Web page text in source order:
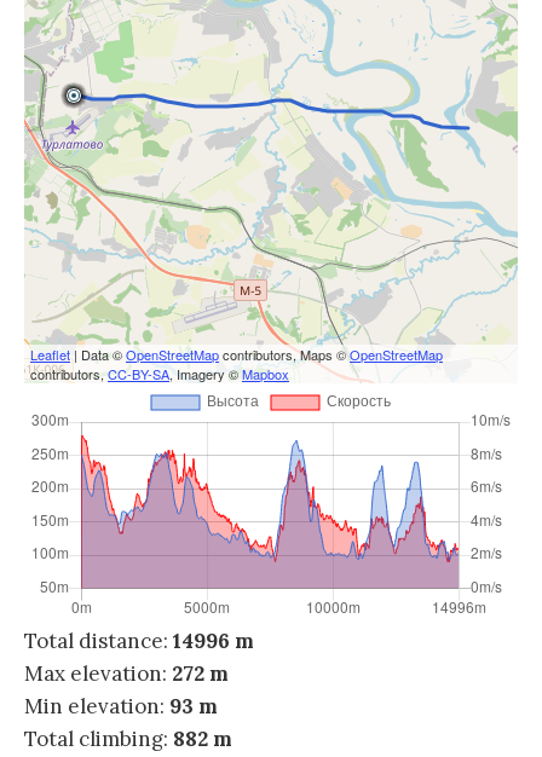
Leaflet| Data ©OpenStreetMapcontributors, Maps ©OpenStreetMap
contributors, CC-BY-SA, Imagery ©Mapbox
Total distance: 14996 m
Max elevation: 272 m
Min elevation: 93 m
Total climbing: 882 m